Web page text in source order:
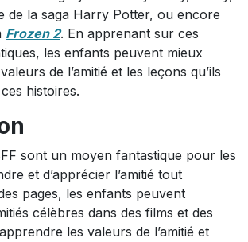
de la saga Harry Potter, ou encore
Frozen 2. En apprenant sur ces
les enfants peuvent mieux
de l’amitié et les leçons qu’ils
histoires.
sont un moyen fantastique pour les
et d’apprécier l’amitié tout
pages, les enfants peuvent
célèbres dans des films et des
les valeurs de l’amitié et